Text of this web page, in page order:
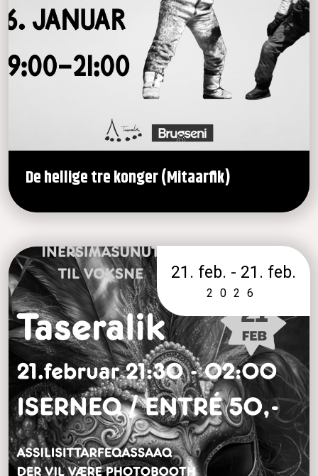
De hellige tre konger (Mitaarfik)
21. feb. - 21. feb.
2026